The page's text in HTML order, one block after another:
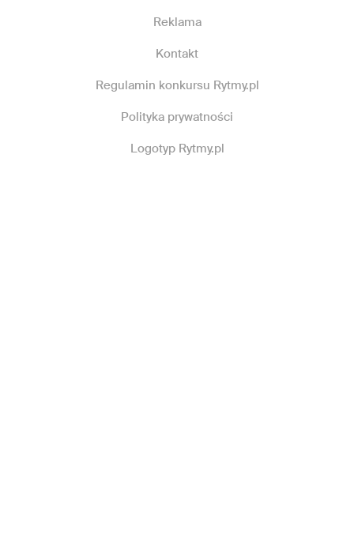
Reklama
Kontakt
Regulamin konkursu Rytmy.pl
Polityka prywatności
Logotyp Rytmy.pl